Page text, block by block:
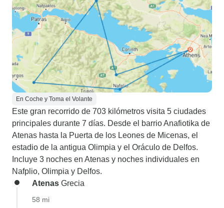
En Coche y Toma el Volante
Este gran recorrido de 703 kilómetros visita 5 ciudades
principales durante 7 días. Desde el barrio Anafiotika de
Atenas hasta la Puerta de los Leones de Micenas, el
estadio de la antigua Olimpia y el Oráculo de Delfos.
Incluye 3 noches en Atenas y noches individuales en
Nafplio, Olimpia y Delfos.
Atenas Grecia
58 mi